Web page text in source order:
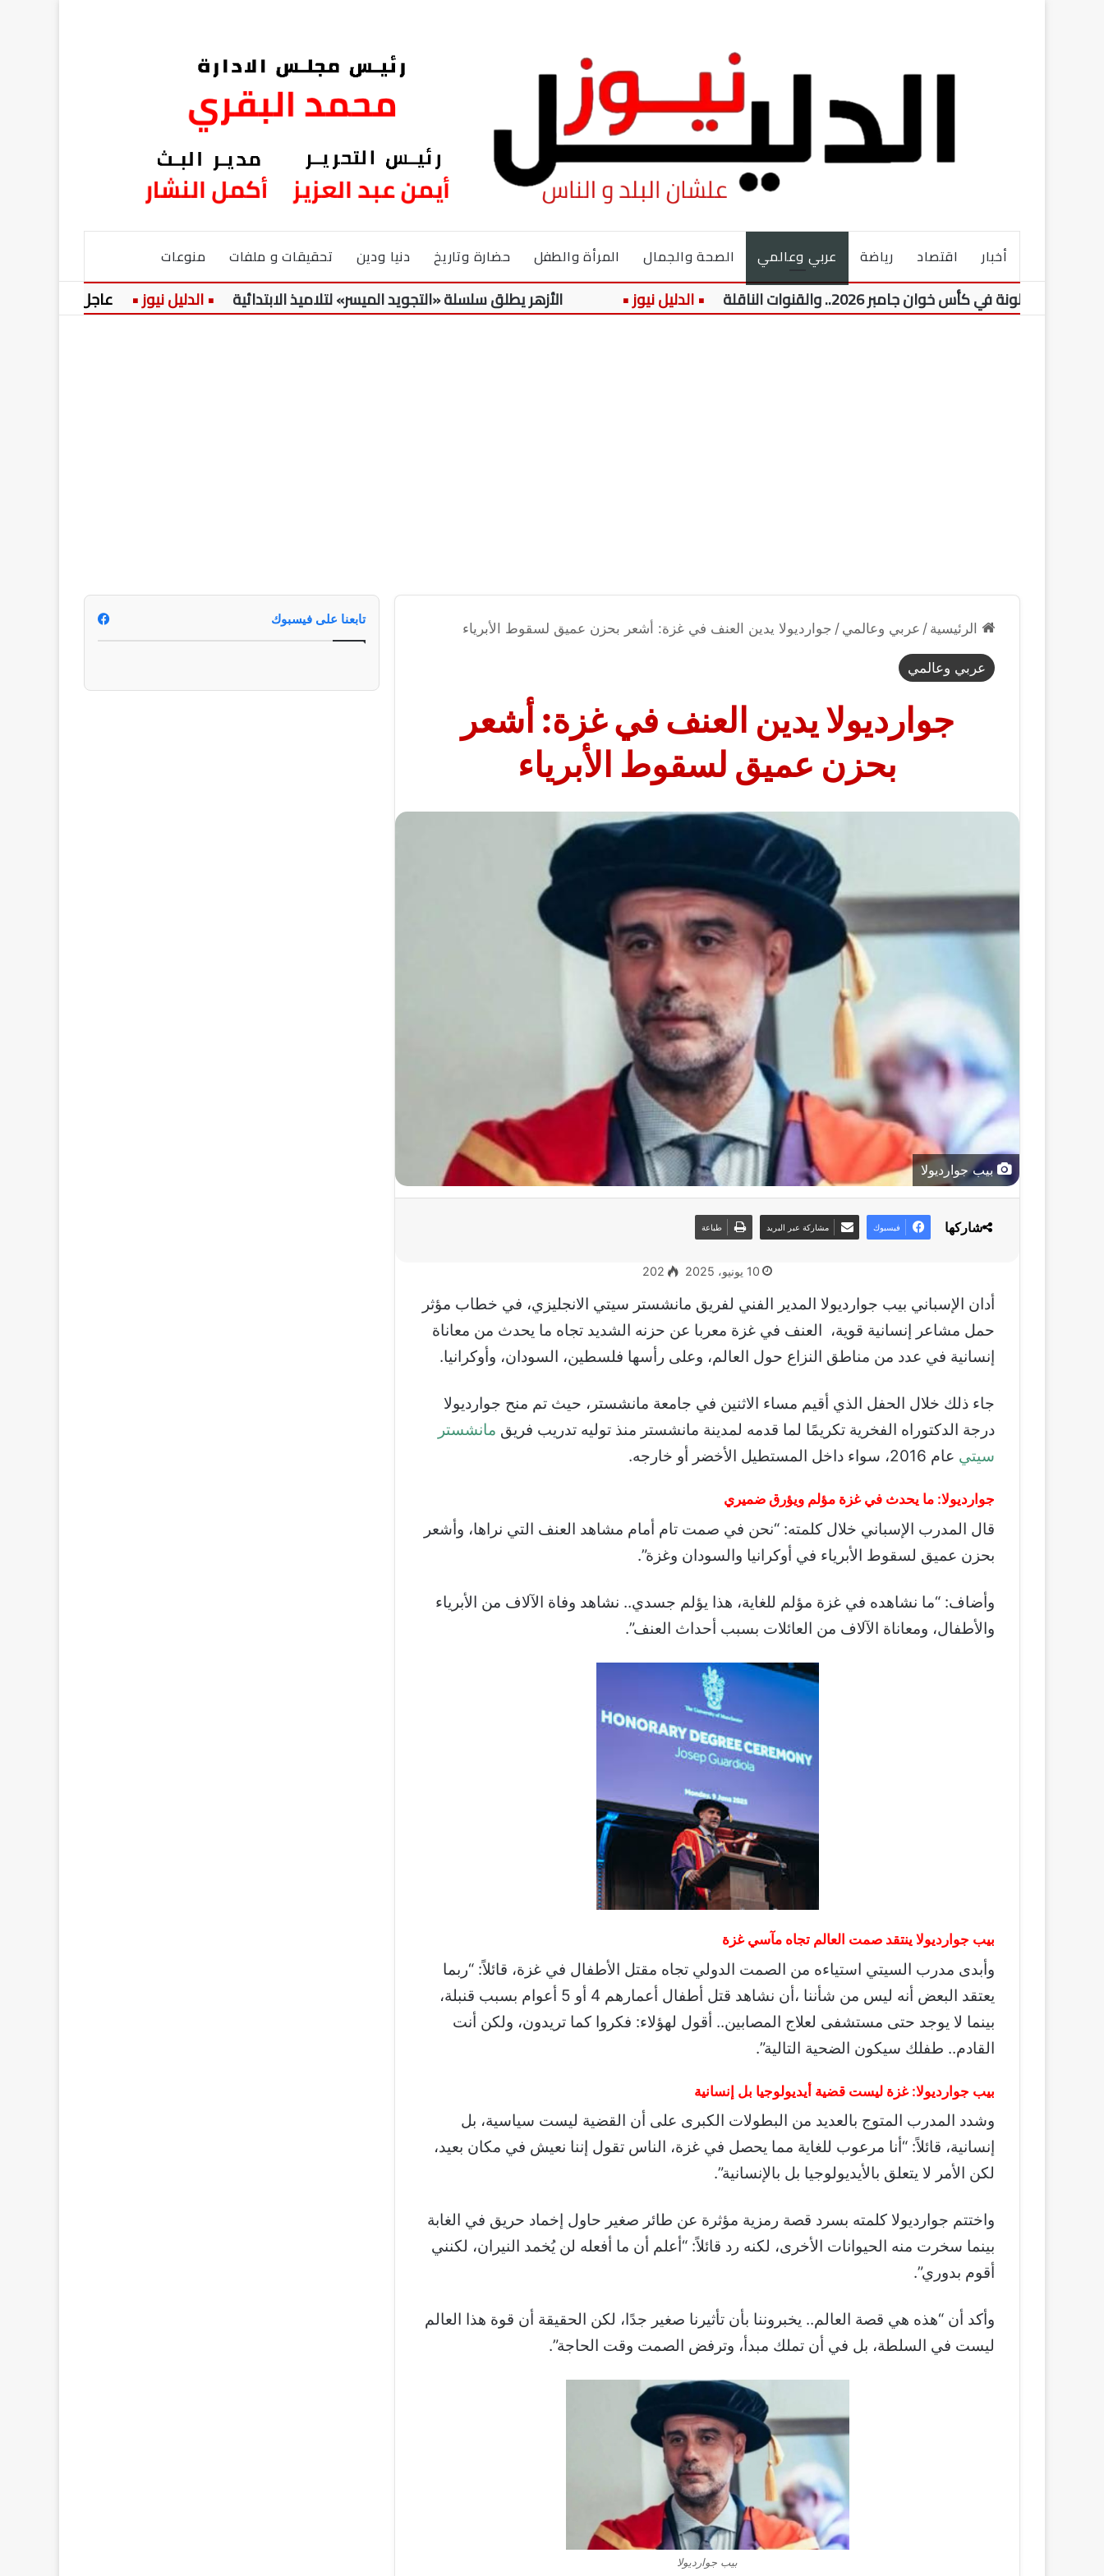
أخبار اقتصاد رياضة عربي وعالمي الصحة والجمال المرأة والطفل حضارة وتاريخ دنيا ودين تحقيقات و ملفات منوعات
في كأس خوان جامبر 2026.. والقنوات الناقلة الأزهر يطلق سلسلة «التجويد الميسر» لتلاميذ الابتدائية عاجل:
الرئيسية / عربي وعالمي / جوارديولا يدين العنف في غزة: أشعر بحزن عميق لسقوط الأبرياء
عربي وعالمي
جوارديولا يدين العنف في غزة: أشعر
بحزن عميق لسقوط الأبرياء
بيب جوارديولا
10 يونيو، 2025 202
أدان الإسباني بيب جوارديولا المدير الفني لفريق مانشستر سيتي الانجليزي، في خطاب مؤثر
حمل مشاعر إنسانية قوية، العنف في غزة معربا عن حزنه الشديد تجاه ما يحدث من معاناة
إنسانية في عدد من مناطق النزاع حول العالم، وعلى رأسها فلسطين، السودان، وأوكرانيا.
جاء ذلك خلال الحفل الذي أقيم مساء الاثنين في جامعة مانشستر، حيث تم منح جوارديولا
درجة الدكتوراه الفخرية تكريمًا لما قدمه لمدينة مانشستر منذ توليه تدريب فريق مانشستر
سيتي عام 2016، سواء داخل المستطيل الأخضر أو خارجه.
جوارديولا: ما يحدث في غزة مؤلم ويؤرق ضميري
قال المدرب الإسباني خلال كلمته: “نحن في صمت تام أمام مشاهد العنف التي نراها، وأشعر
بحزن عميق لسقوط الأبرياء في أوكرانيا والسودان وغزة”.
وأضاف: “ما نشاهده في غزة مؤلم للغاية، هذا يؤلم جسدي.. نشاهد وفاة الآلاف من الأبرياء
والأطفال، ومعاناة الآلاف من العائلات بسبب أحداث العنف”.
بيب جوارديولا ينتقد صمت العالم تجاه مآسي غزة
وأبدى مدرب السيتي استياءه من الصمت الدولي تجاه مقتل الأطفال في غزة، قائلاً: “ربما
يعتقد البعض أنه ليس من شأننا ،أن نشاهد قتل أطفال أعمارهم 4 أو 5 أعوام بسبب قنبلة،
بينما لا يوجد حتى مستشفى لعلاج المصابين.. أقول لهؤلاء: فكروا كما تريدون، ولكن أنت
القادم.. طفلك سيكون الضحية التالية”.
بيب جوارديولا: غزة ليست قضية أيديولوجيا بل إنسانية
وشدد المدرب المتوج بالعديد من البطولات الكبرى على أن القضية ليست سياسية، بل
إنسانية، قائلاً: “أنا مرعوب للغاية مما يحصل في غزة، الناس تقول إننا نعيش في مكان بعيد،
لكن الأمر لا يتعلق بالأيديولوجيا بل بالإنسانية”.
واختتم جوارديولا كلمته بسرد قصة رمزية مؤثرة عن طائر صغير حاول إخماد حريق في الغابة
بينما سخرت منه الحيوانات الأخرى، لكنه رد قائلاً: “أعلم أن ما أفعله لن يُخمد النيران، لكنني
أقوم بدوري”.
وأكد أن “هذه هي قصة العالم.. يخبروننا بأن تأثيرنا صغير جدًا، لكن الحقيقة أن قوة هذا العالم
ليست في السلطة، بل في أن تملك مبدأ، وترفض الصمت وقت الحاجة”.
بيب جوارديولا
شاركها فيسبوك مشاركة عبر البريد طباعة
تابعنا على فيسبوك